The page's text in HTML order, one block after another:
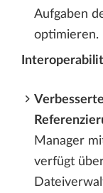
Aufgaben
optimieren.
Manager
verfügt